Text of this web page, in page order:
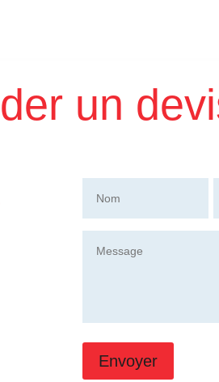
un
Envoyer